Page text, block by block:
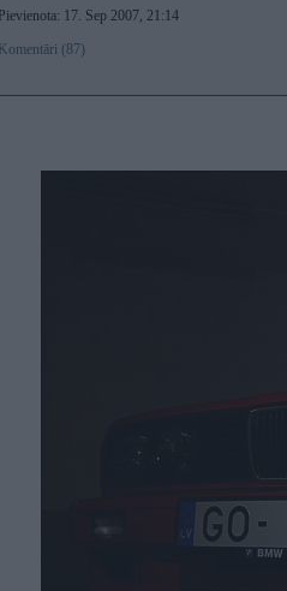
Pievienota: 17. Sep 2007, 21:14
Komentāri (87)